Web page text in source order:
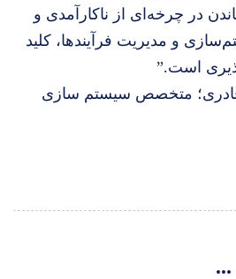
در چرخه‌ای از ناکارآمدی و
و مدیریت فرآیندها، کلید
است.”
متخصص سیستم سازی